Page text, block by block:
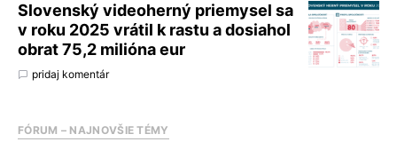
Slovenský videoherný priemysel sa
v roku 2025 vrátil k rastu a dosiahol
obrat 75,2 milióna eur
pridaj komentár
FÓRUM – NAJNOVŠIE TÉMY